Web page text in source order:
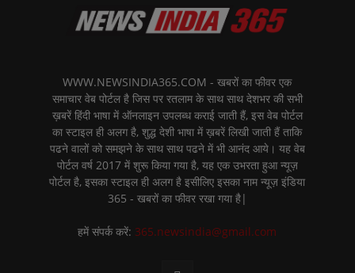
WWW.NEWSINDIA365.COM - खबरों का फीवर एक
समाचार वेब पोर्टल है जिस पर रतलाम के साथ साथ देशभर की सभी
ख़बरें हिंदी भाषा में ऑनलाइन उपलब्ध कराई जाती हैं, इस वेब पोर्टल
का स्टाइल ही अलग है, शुद्ध देशी भाषा में ख़बरें लिखी जाती हैं ताकि
पढने वालों को समझने के साथ साथ पढने में भी आनंद आये। यह वेब
पोर्टल वर्ष 2017 में शुरू किया गया है, यह एक उभरता हुआ न्यूज़
पोर्टल है, इसका स्टाइल ही अलग है इसीलिए इसका नाम न्यूज़ इंडिया
365 - खबरों का फीवर रखा गया है|
हमें संपर्क करें: 365.newsindia@gmail.com